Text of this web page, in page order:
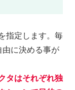
指定します。毎
に決める事が
タはそれぞれ独